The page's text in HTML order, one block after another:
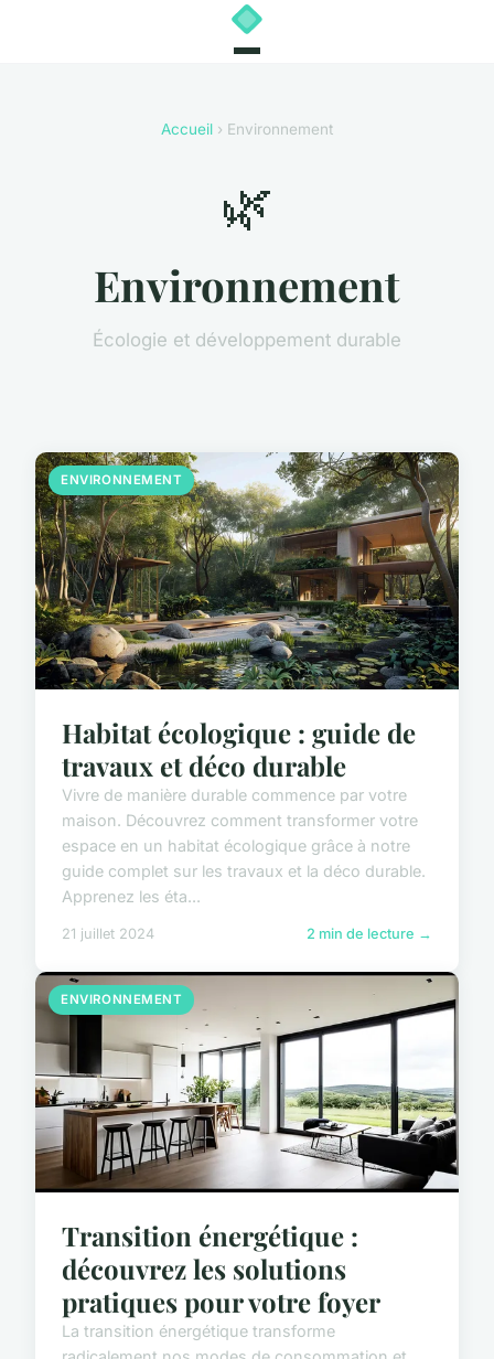
Accueil › Environnement
🌿
Environnement
Écologie et développement durable
ENVIRONNEMENT
Habitat écologique : guide de
travaux et déco durable
Vivre de manière durable commence par votre
maison. Découvrez comment transformer votre
espace en un habitat écologique grâce à notre
guide complet sur les travaux et la déco durable.
Apprenez les éta...
21 juillet 2024 2 min de lecture →
ENVIRONNEMENT
Transition énergétique :
découvrez les solutions
pratiques pour votre foyer
La transition énergétique transforme